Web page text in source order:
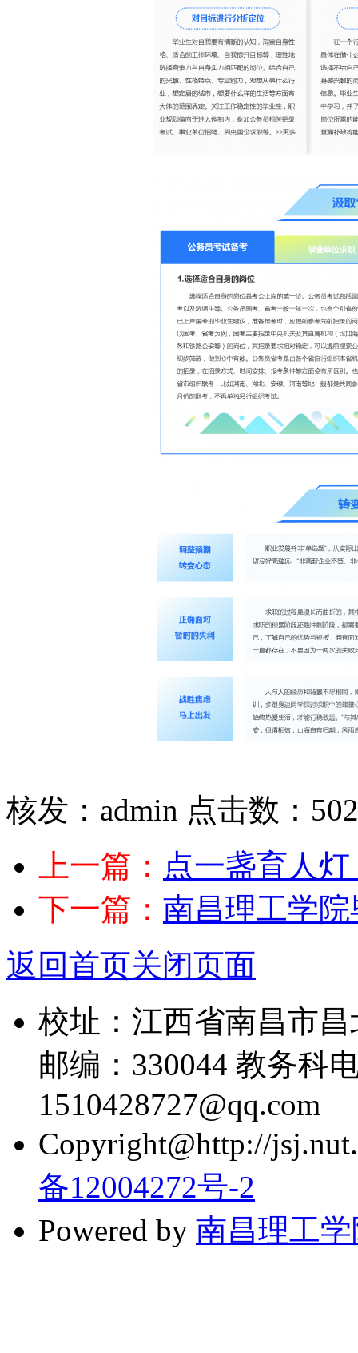
核发：admin 点击数：502
上一篇： 点一盏育人
下一篇： 南昌理工学
返回首页关闭页面
校址：江西省南昌市
邮编：330044 教务科
1510428727@qq.com
Copyright@http://
备12004272号-2
Powered by 南昌理工